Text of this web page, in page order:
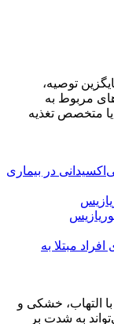
توصیه،
مربوط به
یا متخصص تغذیه
در بیماری
مبتلا به
التهاب، خشکی و
به شدت بر